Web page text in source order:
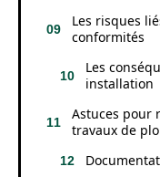
Les risques
conformités
Les
installation
Astuces pour
travaux de